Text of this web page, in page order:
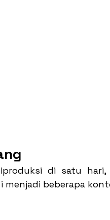
di satu hari,
beberapa